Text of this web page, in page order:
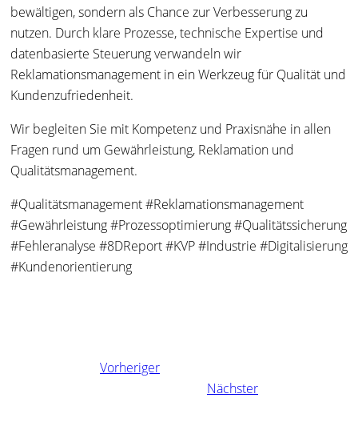
bewältigen, sondern als Chance zur Verbesserung zu
nutzen. Durch klare Prozesse, technische Expertise und
datenbasierte Steuerung verwandeln wir
Reklamationsmanagement in ein Werkzeug für Qualität und
Kundenzufriedenheit.
Wir begleiten Sie mit Kompetenz und Praxisnähe in allen
Fragen rund um Gewährleistung, Reklamation und
Qualitätsmanagement.
#Qualitätsmanagement #Reklamationsmanagement
#Gewährleistung #Prozessoptimierung #Qualitätssicherung
#Fehleranalyse #8DReport #KVP #Industrie #Digitalisierung
#Kundenorientierung
Vorheriger
Nächster